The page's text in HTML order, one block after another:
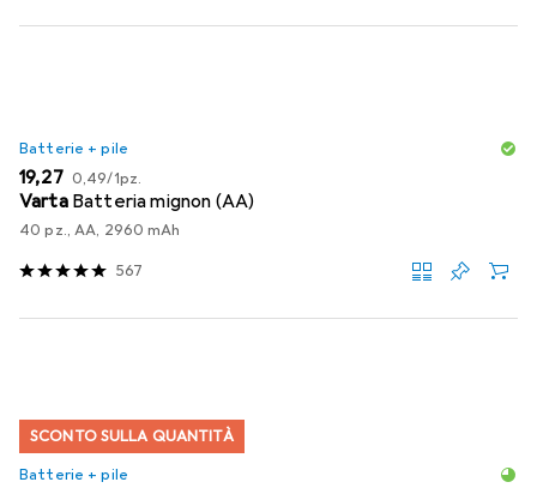
Batterie + pile
EUR
19,27 EUR
0,49/1pz.
Varta Batteria mignon (AA)
40 pz., AA, 2960 mAh
567
SCONTO SULLA QUANTITÀ
Batterie + pile